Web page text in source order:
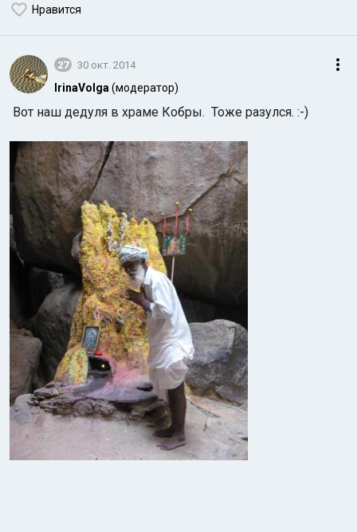
Нравится
27 30 окт. 2014
IrinaVolga (модератор)
Вот наш дедуля в храме Кобры. Тоже разулся. :-)